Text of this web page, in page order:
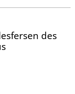
des